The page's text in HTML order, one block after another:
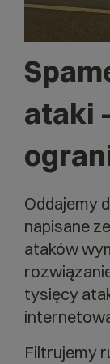
ataki
Oddajemy
napisane
ataków
tysięcy
Filtrujemy